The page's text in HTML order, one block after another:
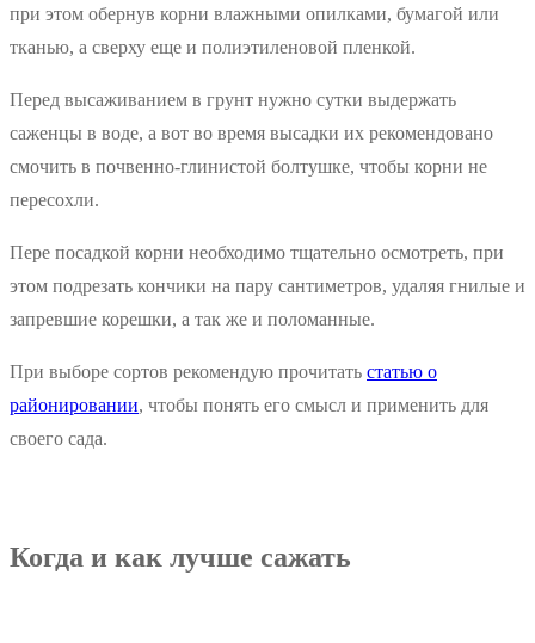
при этом обернув корни влажными опилками, бумагой или
тканью, а сверху еще и полиэтиленовой пленкой.
Перед высаживанием в грунт нужно сутки выдержать
саженцы в воде, а вот во время высадки их рекомендовано
смочить в почвенно-глинистой болтушке, чтобы корни не
пересохли.
Пере посадкой корни необходимо тщательно осмотреть, при
этом подрезать кончики на пару сантиметров, удаляя гнилые и
запревшие корешки, а так же и поломанные.
При выборе сортов рекомендую прочитать статью о
районировании, чтобы понять его смысл и применить для
своего сада.
Когда и как лучше сажать